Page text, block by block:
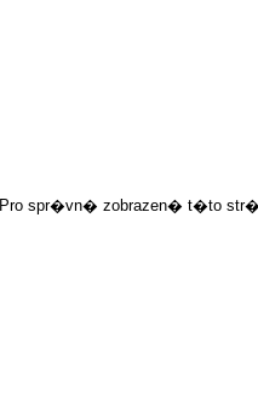
Pro spr�vn� zobrazen� t�to